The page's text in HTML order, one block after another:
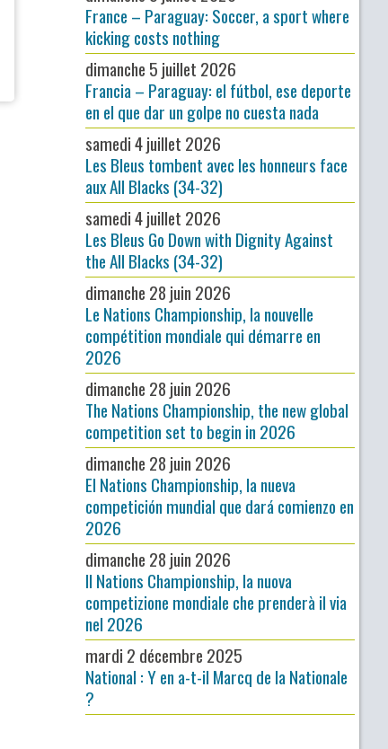
France – Paraguay: Soccer, a sport where
kicking costs nothing
dimanche 5 juillet 2026
Francia – Paraguay: el fútbol, ese deporte
en el que dar un golpe no cuesta nada
samedi 4 juillet 2026
Les Bleus tombent avec les honneurs face
aux All Blacks (34-32)
samedi 4 juillet 2026
Les Bleus Go Down with Dignity Against
the All Blacks (34-32)
dimanche 28 juin 2026
Le Nations Championship, la nouvelle
compétition mondiale qui démarre en
2026
dimanche 28 juin 2026
The Nations Championship, the new global
competition set to begin in 2026
dimanche 28 juin 2026
El Nations Championship, la nueva
competición mundial que dará comienzo en
2026
dimanche 28 juin 2026
Il Nations Championship, la nuova
competizione mondiale che prenderà il via
nel 2026
mardi 2 décembre 2025
National : Y en a-t-il Marcq de la Nationale
?